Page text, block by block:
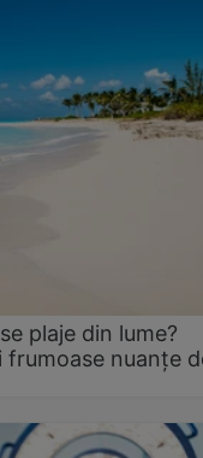
plaje din lume?
frumoase nuanțe